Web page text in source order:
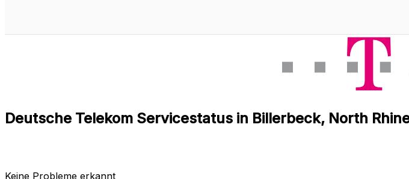
Deutsche Telekom Servicestatus in Billerbeck, North
Keine Probleme erkannt